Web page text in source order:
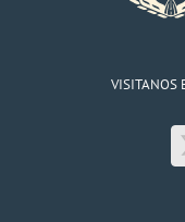
VISITANOS